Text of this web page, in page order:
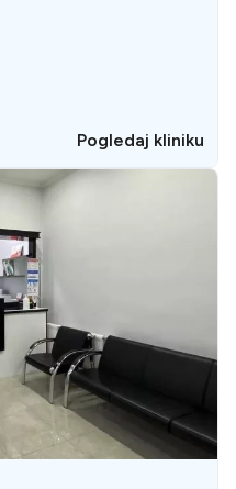
Pogledaj kliniku